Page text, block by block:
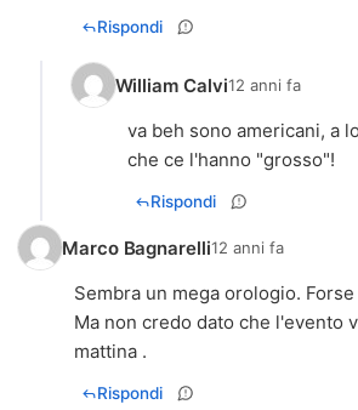
Rispondi
William Calvi12 anni fa
va beh sono americani, a
che ce l'hanno "grosso"!
Rispondi
Marco Bagnarelli12 anni fa
Sembra un mega orologio.
Ma non credo dato che l'evento
mattina .
Rispondi